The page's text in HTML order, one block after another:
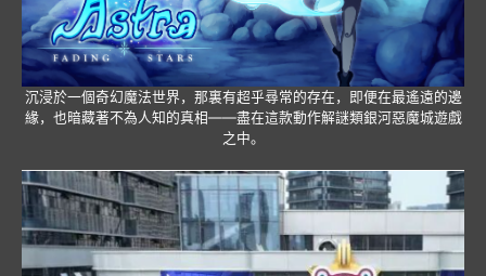
沉浸於一個奇幻魔法世界，那裏有超乎尋常的存在，即便在最遙遠的邊
緣，也暗藏著不為人知的真相——盡在這款動作解謎類銀河惡魔城遊戲
之中。